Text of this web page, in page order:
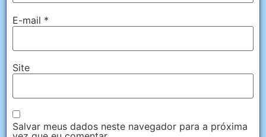
E-mail *
Site
Salvar meus dados neste navegador para a próxima